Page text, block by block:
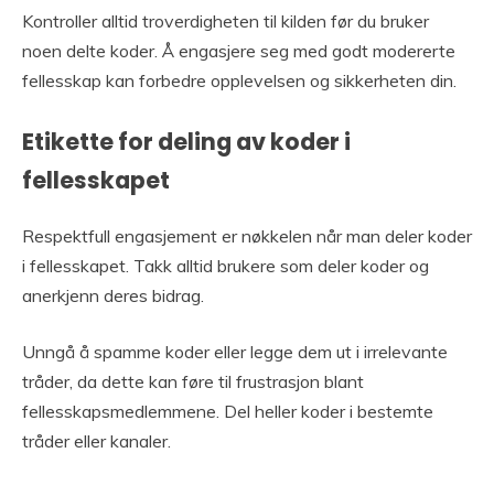
Kontroller alltid troverdigheten til kilden før du bruker
noen delte koder. Å engasjere seg med godt modererte
fellesskap kan forbedre opplevelsen og sikkerheten din.
Etikette for deling av koder i
fellesskapet
Respektfull engasjement er nøkkelen når man deler koder
i fellesskapet. Takk alltid brukere som deler koder og
anerkjenn deres bidrag.
Unngå å spamme koder eller legge dem ut i irrelevante
tråder, da dette kan føre til frustrasjon blant
fellesskapsmedlemmene. Del heller koder i bestemte
tråder eller kanaler.